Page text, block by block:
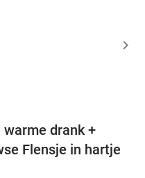
drank +
Flensje in hartje